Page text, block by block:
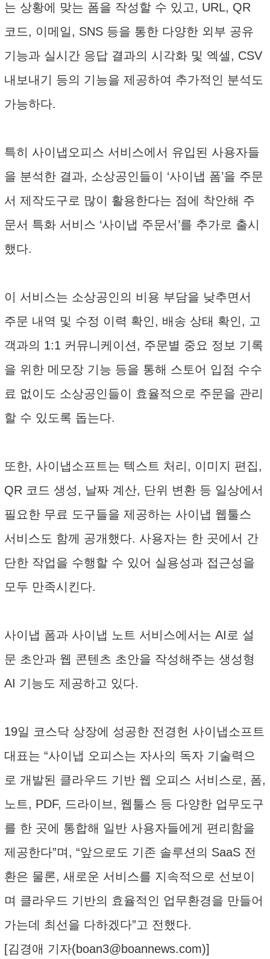
는 상황에 맞는 폼을 작성할 수 있고, URL, QR
코드, 이메일, SNS 등을 통한 다양한 외부 공유
기능과 실시간 응답 결과의 시각화 및 엑셀, CSV
내보내기 등의 기능을 제공하여 추가적인 분석도
가능하다.
특히 사이냅오피스 서비스에서 유입된 사용자들
을 분석한 결과, 소상공인들이 ‘사이냅 폼’을 주문
서 제작도구로 많이 활용한다는 점에 착안해 주
문서 특화 서비스 ‘사이냅 주문서’를 추가로 출시
했다.
이 서비스는 소상공인의 비용 부담을 낮추면서
주문 내역 및 수정 이력 확인, 배송 상태 확인, 고
객과의 1:1 커뮤니케이션, 주문별 중요 정보 기록
을 위한 메모장 기능 등을 통해 스토어 입점 수수
료 없이도 소상공인들이 효율적으로 주문을 관리
할 수 있도록 돕는다.
또한, 사이냅소프트는 텍스트 처리, 이미지 편집,
QR 코드 생성, 날짜 계산, 단위 변환 등 일상에서
필요한 무료 도구들을 제공하는 사이냅 웹툴스
서비스도 함께 공개했다. 사용자는 한 곳에서 간
단한 작업을 수행할 수 있어 실용성과 접근성을
모두 만족시킨다.
사이냅 폼과 사이냅 노트 서비스에서는 AI로 설
문 초안과 웹 콘텐츠 초안을 작성해주는 생성형
AI 기능도 제공하고 있다.
19일 코스닥 상장에 성공한 전경헌 사이냅소프트
대표는 “사이냅 오피스는 자사의 독자 기술력으
로 개발된 클라우드 기반 웹 오피스 서비스로, 폼,
노트, PDF, 드라이브, 웹툴스 등 다양한 업무도구
를 한 곳에 통합해 일반 사용자들에게 편리함을
제공한다”며, “앞으로도 기존 솔루션의 SaaS 전
환은 물론, 새로운 서비스를 지속적으로 선보이
며 클라우드 기반의 효율적인 업무환경을 만들어
가는데 최선을 다하겠다”고 전했다.
[김경애 기자(boan3@boannews.com)]